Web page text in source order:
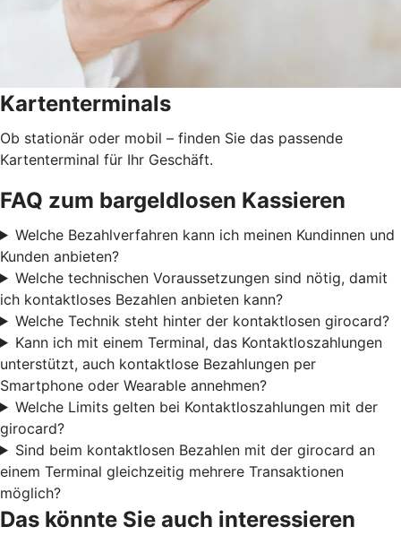
Kartenterminals
Ob stationär oder mobil – finden Sie das passende
Kartenterminal für Ihr Geschäft.
FAQ zum bargeldlosen Kassieren
Welche Bezahlverfahren kann ich meinen Kundinnen und
Kunden anbieten?
Welche technischen Voraussetzungen sind nötig, damit
ich kontaktloses Bezahlen anbieten kann?
Welche Technik steht hinter der kontaktlosen girocard?
Kann ich mit einem Terminal, das Kontaktloszahlungen
unterstützt, auch kontaktlose Bezahlungen per
Smartphone oder Wearable annehmen?
Welche Limits gelten bei Kontaktloszahlungen mit der
girocard?
Sind beim kontaktlosen Bezahlen mit der girocard an
einem Terminal gleichzeitig mehrere Transaktionen
möglich?
Das könnte Sie auch interessieren